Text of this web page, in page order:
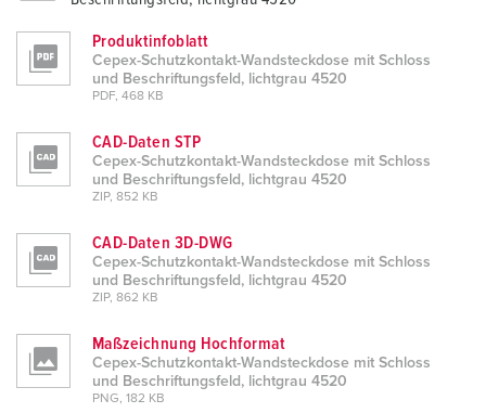
Produktinfoblatt
Cepex-Schutzkontakt-Wandsteckdose mit Schloss
und Beschriftungsfeld, lichtgrau 4520
PDF, 468 KB
CAD-Daten STP
Cepex-Schutzkontakt-Wandsteckdose mit Schloss
und Beschriftungsfeld, lichtgrau 4520
ZIP, 852 KB
CAD-Daten 3D-DWG
Cepex-Schutzkontakt-Wandsteckdose mit Schloss
und Beschriftungsfeld, lichtgrau 4520
ZIP, 862 KB
Maßzeichnung Hochformat
Cepex-Schutzkontakt-Wandsteckdose mit Schloss
und Beschriftungsfeld, lichtgrau 4520
PNG, 182 KB